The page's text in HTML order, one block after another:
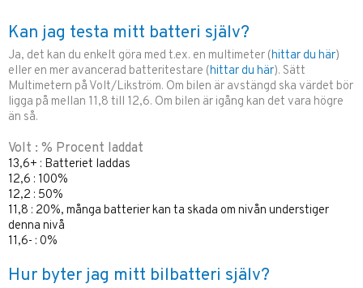
Kan jag testa mitt batteri själv?
Ja, det kan du enkelt göra med t.ex. en multimeter (hittar du här)
eller en mer avancerad batteritestare (hittar du här). Sätt
Multimetern på Volt/Likström. Om bilen är avstängd ska värdet bör
ligga på mellan 11,8 till 12,6. Om bilen är igång kan det vara högre
än så.
Volt : % Procent laddat
13,6+ : Batteriet laddas
12,6 : 100%
12,2 : 50%
11,8 : 20%, många batterier kan ta skada om nivån understiger
denna nivå
11,6- : 0%
Hur byter jag mitt bilbatteri själv?